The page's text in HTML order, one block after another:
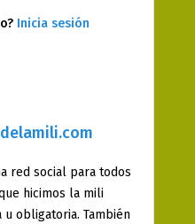
red social para todos
hicimos la mili
u obligatoria. También
Inicia sesión